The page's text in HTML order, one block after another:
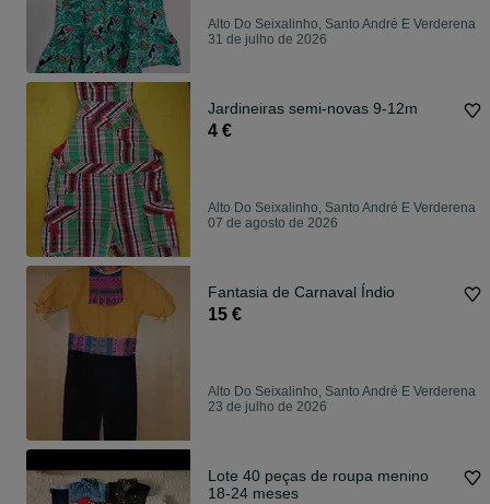
Alto Do Seixalinho, Santo André E Verderena
31 de julho de 2026
Jardineiras semi-novas 9-12m
4 €
Alto Do Seixalinho, Santo André E Verderena
07 de agosto de 2026
Fantasia de Carnaval Índio
15 €
Alto Do Seixalinho, Santo André E Verderena
23 de julho de 2026
Lote 40 peças de roupa menino
18-24 meses